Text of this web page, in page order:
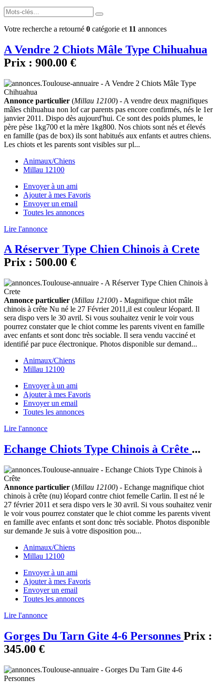
Votre recherche a retourné 0 catégorie et 11 annonces
A Vendre 2 Chiots Mâle Type Chihuahua
Prix : 900.00 €
Annonce particulier (Millau 12100) - A vendre deux magnifiques
mâles chihuahua non lof car parents pas encore confirmés, nés le 1er
janvier 2011. Dispo dès aujourd'hui. Ce sont des poids plumes, le
père pèse 1kg700 et la mère 1kg800. Nos chiots sont nés et élevés
en famille (pas de box) ils sont habitués aux enfants et autres chiens.
Les chiots et les parents sont visibles sur pl...
Animaux/Chiens
Millau 12100
Envoyer à un ami
Ajouter à mes Favoris
Envoyer un email
Toutes les annonces
Lire l'annonce
A Réserver Type Chien Chinois à Crete
Prix : 500.00 €
Annonce particulier (Millau 12100) - Magnifique chiot mâle
chinois à crête Nu né le 27 Février 2011,il est couleur léopard. Il
sera dispo vers le 30 avril. Si vous souhaitez venir le voir vous
pourrez constater que le chiot comme les parents vivent en famille
avec enfants et sont donc très sociable. Il sera vendu vacciné et
identifié par puce électronique. Photos disponible sur demand...
Animaux/Chiens
Millau 12100
Envoyer à un ami
Ajouter à mes Favoris
Envoyer un email
Toutes les annonces
Lire l'annonce
Echange Chiots Type Chinois à Crête ...
Annonce particulier (Millau 12100) - Echange magnifique chiot
chinois à crête (nu) léopard contre chiot femelle Carlin. Il est né le
27 février 2011 et sera dispo vers le 30 avril. Si vous souhaitez venir
le voir vous pourrez constater que le chiot comme les parents vivent
en famille avec enfants et sont donc très sociable. Photos disponible
sur demande Je suis à votre disposition pou...
Animaux/Chiens
Millau 12100
Envoyer à un ami
Ajouter à mes Favoris
Envoyer un email
Toutes les annonces
Lire l'annonce
Gorges Du Tarn Gite 4-6 Personnes Prix :
345.00 €